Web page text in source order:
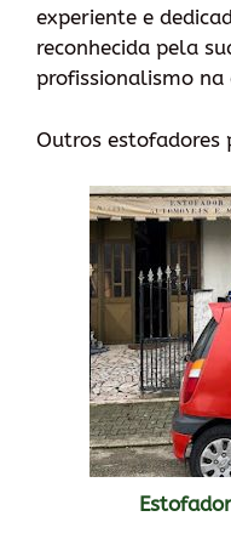
experiente e
reconhecida pela
profissionalismo na
Outros estofadores